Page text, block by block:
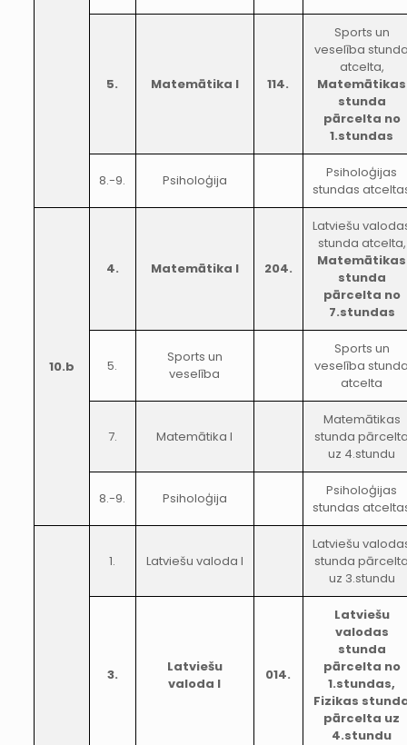
5. Matemātika I 114.
Sports un
veselība
atcelta,
Matemātikas
stunda
pārcelta no
1.stundas
8.-9. Psiholoģija
Psiholoģijas
stundas
10.b
4. Matemātika I 204.
Latviešu
stunda atcelta,
Matemātikas
stunda
pārcelta no
7.stundas
5.
Sports un
veselība
Sports un
veselība
atcelta
7. Matemātika I
Matemātikas
stunda
uz 4.stundu
8.-9. Psiholoģija
Psiholoģijas
stundas
1. Latviešu valoda I
Latviešu
stunda
uz 3.stundu
3.
Latviešu
valoda I
014.
Latviešu
valodas
stunda
pārcelta no
1.stundas,
Fizikas
pārcelta uz
4.stundu